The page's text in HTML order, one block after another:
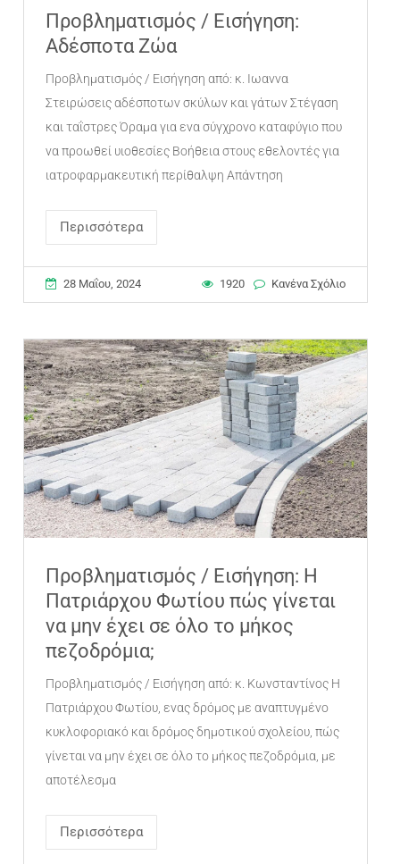
Προβληματισμός / Εισήγηση:
Αδέσποτα Ζώα
Προβληματισμός / Εισήγηση από: κ. Ιωαννα
Στειρώσεις αδέσποτων σκύλων και γάτων Στέγαση
και ταΐστρες Όραμα για ενα σύγχρονο καταφύγιο που
να προωθεί υιοθεσίες Βοήθεια στους εθελοντές για
ιατροφαρμακευτική περίθαλψη Απάντηση
Περισσότερα
28 Μαΐου, 2024 1920 Κανένα Σχόλιο
Προβληματισμός / Εισήγηση: Η
Πατριάρχου Φωτίου πώς γίνεται
να μην έχει σε όλο το μήκος
πεζοδρόμια;
Προβληματισμός / Εισήγηση από: κ. Κωνσταντίνος Η
Πατριάρχου Φωτίου, ενας δρόμος με αναπτυγμένο
κυκλοφοριακό και δρόμος δημοτικού σχολείου, πώς
γίνεται να μην έχει σε όλο το μήκος πεζοδρόμια, με
αποτέλεσμα
Περισσότερα